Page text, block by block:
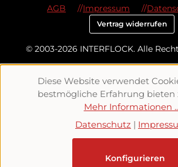
© 2003-2026 INTERFLOCK. Alle
AGB Impressum
Vertrag widerrufen
Diese Website verwendet
bestmögliche Erfahrung bieten
Mehr Informationen
Datenschutz |
Konfigurieren